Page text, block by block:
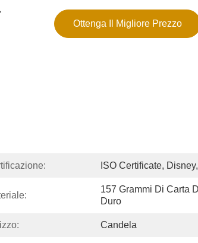
Ottenga Il Migliore Prezzo
ISO Certificate,
157 Grammi Di Carta
Duro
Candela